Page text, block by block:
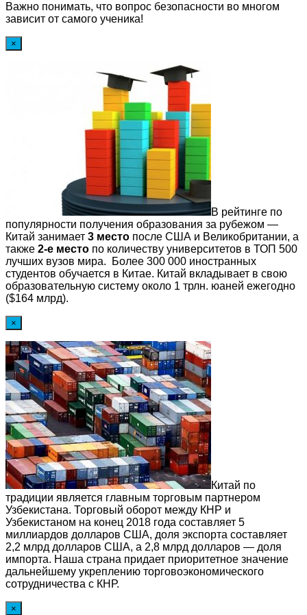
Важно понимать, что вопрос безопасности во многом
зависит от самого ученика!
×
В рейтинге по
популярности получения образования за рубежом —
Китай занимает 3 место после США и Великобритании, а
также 2-е место по количеству университетов в ТОП 500
лучших вузов мира. Более 300 000 иностранных
студентов обучается в Китае. Китай вкладывает в свою
образовательную систему около 1 трлн. юаней ежегодно
($164 млрд).
×
Китай по
традиции является главным торговым партнером
Узбекистана. Торговый оборот между КНР и
Узбекистаном на конец 2018 года составляет 5
миллиардов долларов США, доля экспорта составляет
2,2 млрд долларов США, а 2,8 млрд долларов — доля
импорта. Наша страна придает приоритетное значение
дальнейшему укреплению торговоэкономического
сотрудничества с КНР.
×